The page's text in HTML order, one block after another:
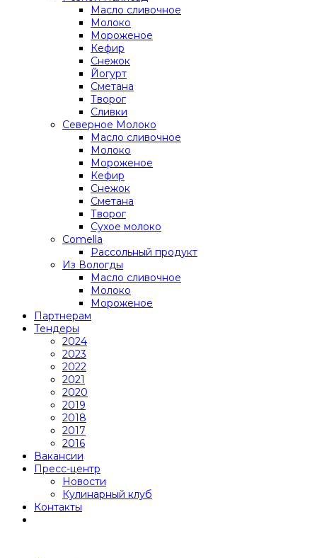
Масло сливочное
Молоко
Мороженое
Кефир
Снежок
Йогурт
Сметана
Творог
Сливки
Северное Молоко
Масло сливочное
Молоко
Мороженое
Кефир
Снежок
Сметана
Творог
Сухое молоко
Comеlla
Рассольный продукт
Из Вологды
Масло сливочное
Молоко
Мороженое
Партнерам
Тендеры
2024
2023
2022
2021
2020
2019
2018
2017
2016
Вакансии
Пресс-центр
Новости
Кулинарный клуб
Контакты